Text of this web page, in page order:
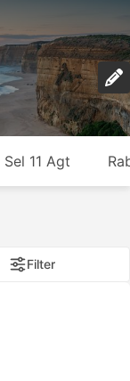
Sel 11 Agt
Filter